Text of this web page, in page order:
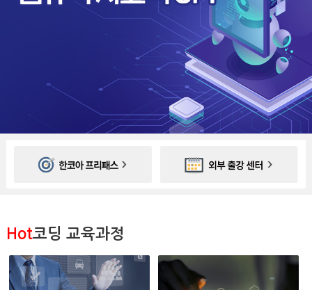
Hot코딩 교육과정